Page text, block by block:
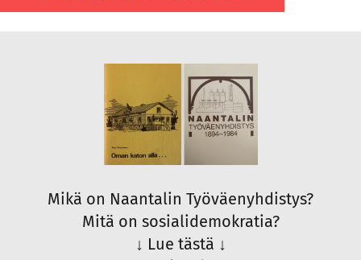
Mikä on Naantalin Työväenyhdistys?
Mitä on sosialidemokratia?
↓ Lue tästä ↓